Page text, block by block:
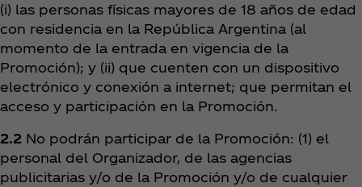
(i) las personas físicas mayores de 18 años de edad
con residencia en la República Argentina (al
momento de la entrada en vigencia de la
Promoción); y (ii) que cuenten con un dispositivo
electrónico y conexión a internet; que permitan el
acceso y participación en la Promoción.
2.2 No podrán participar de la Promoción: (1) el
personal del Organizador, de las agencias
publicitarias y/o de la Promoción y/o de cualquier